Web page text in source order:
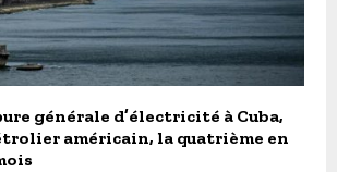
générale d’électricité à Cuba,
américain, la quatrième en